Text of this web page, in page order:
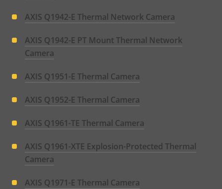
AXIS Q1942-E Thermal Network Camera
AXIS Q1942-E PT Mount Thermal Network
Camera
AXIS Q1951-E Thermal Camera
AXIS Q1952-E Thermal Camera
AXIS Q1961-TE Thermal Camera
AXIS Q1961-XTE Explosion-Protected Thermal
Camera
AXIS Q1971-E Thermal Camera